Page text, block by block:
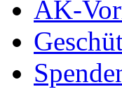
AK-